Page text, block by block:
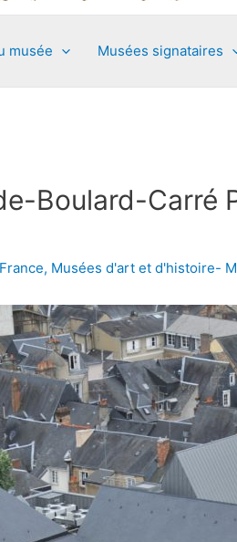
musée Musées signataires
Boulard-Carré
France, Musées d'art et d'histoire-